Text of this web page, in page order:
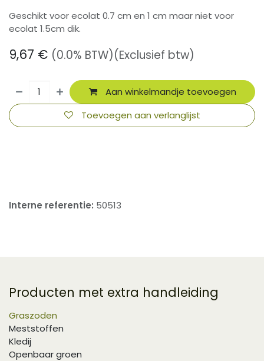
Geschikt voor ecolat 0.7 cm en 1 cm maar niet voor
ecolat 1.5cm dik.
9,67 € (0.0% BTW)(Exclusief btw)
Aan winkelmandje toevoegen
Toevoegen aan verlanglijst
Interne referentie: 50513
Producten met extra handleiding
Graszoden
Meststoffen
Kledij
Openbaar groen